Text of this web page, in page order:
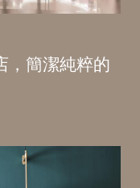
，簡潔純粹的